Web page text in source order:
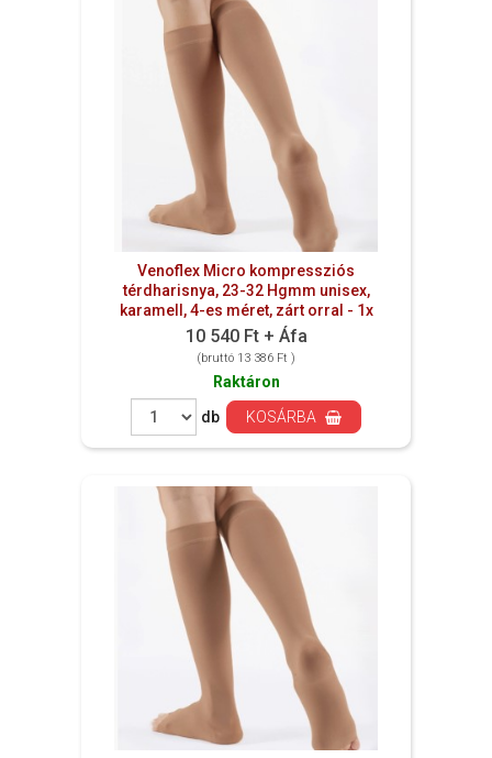
Venoflex Micro kompressziós
térdharisnya, 23-32 Hgmm unisex,
karamell, 4-es méret, zárt orral - 1x
10 540 Ft + Áfa
(bruttó 13 386 Ft )
Raktáron
db
KOSÁRBA